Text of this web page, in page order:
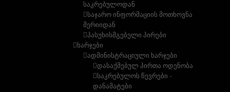
საკრებულოდან
საჯარო ინფორმაციის მოთხოვნა
მერიიდან
პასუხისმგებელი პირები
ხარჯები
ადმინისტრაციული ხარჯები
დასაქმებულ პირთა ოდენობა
საკრებულოს წევრები -
დანამატები